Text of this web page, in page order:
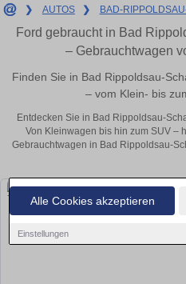
Alle Cookies akzeptieren
Einstellungen
❯ AUTOS ❯ BAD-
Ford gebraucht in Bad
– Gebrauchtwagen
Finden Sie in Bad Rippoldsau-
– vom Klein- bis
Entdecken Sie in Bad Rippoldsau-
Von Kleinwagen bis hin zum SUV –
Gebrauchtwagen in Bad Rippoldsau-